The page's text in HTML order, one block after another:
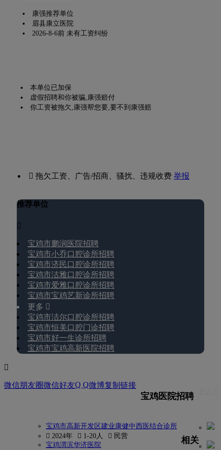
康强推荐单位
眉县康立医院
2026-8-6前 未有工资纠纷
本单位已加保
虚假招聘和你被骗,康强赔付
你工资被拖欠,康强帮您要,要不到康强赔
 拖欠工资、广告/招商、骚扰、违规收费举报
推荐单位

宝鸡市鹏润医院招聘
宝鸡市小乔口腔诊所招聘
宝鸡市济民口腔诊所招聘
宝鸡市洁雅口腔诊所招聘
宝鸡市爱雅口腔诊所招聘
宝鸡市宝鸡艺新诊所招聘
更多 
宝鸡市洁尔口腔诊所招聘
宝鸡市恒美口腔门诊招聘
宝鸡市好一生诊所招聘
宝鸡市宝鸡高新医院招聘

微信朋友圈微信好友Q Q微博复制链接
宝鸡医院招聘
宝鸡市高新开发区建业康健中西医结合诊所
 2024年
 1-20人
 民营
宝鸡渭滨华济医院
相关